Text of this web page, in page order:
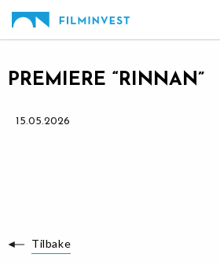
innholdet
skrift
PREMIERE “RINNAN”
15.05.2026
Tilbake